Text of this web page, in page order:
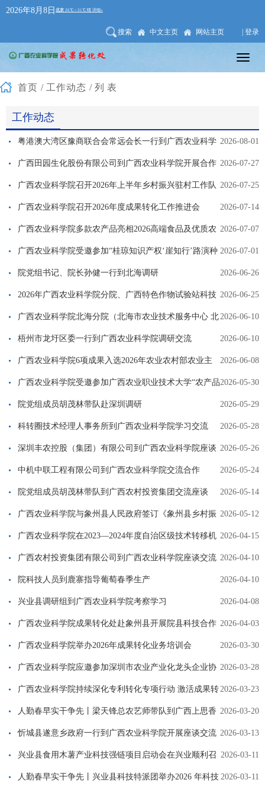
2026年8月8日
搜索 中文主页 网站主页 | 登录
首页 / 工作动态 /列表
工作动态
2026-08-01
粤港澳大湾区豫商联合会常远会长一行到广西农业科学
院调研交流 2026-07-27
广西田园生化股份有限公司到广西农业科学院开展合作
交流 2026-07-25
广西农业科学院召开2026年上半年乡村振兴驻村工作队
员工作汇报会 2026-07-14
广西农业科学院召开2026年度成果转化工作推进会
2026-07-07
广西农业科学院多款农产品亮相2026高端食品及优质农
产品（深圳）博览会 2026-07-01
广西农业科学院受邀参加“桂琼知识产权‘崖知行’路演种
业专场之走进中国热带农业科学院三亚研究院”活动 2026-06-26
院党组书记、院长孙健一行到北海调研
2026-06-25
2026年广西农业科学院分院、广西特色作物试验站科技
人员培训会在钦州成功举办 2026-06-10
广西农业科学院北海分院（北海市农业技术服务中心 北
海市农业科学研究所 北海市良种繁育推广中心）简介 2026-06-10
梧州市龙圩区委一行到广西农业科学院调研交流
2026-06-08
广西农业科学院6项成果入选2026年农业农村部农业主
导品种与主推技术 2026-05-30
广西农业科学院受邀参加广西农业职业技术大学“农产品
新媒体运营”典型生产实践项目技能大赛启动仪式暨产品授权签约
仪式
2026-05-29
院党组成员胡茂林带队赴深圳调研
2026-05-28
科转圈技术经理人事务所到广西农业科学院学习交流
2026-05-26
深圳丰农控股（集团）有限公司到广西农业科学院座谈
交流 2026-05-24
中机中联工程有限公司到广西农业科学院交流合作
2026-05-14
院党组成员胡茂林带队到广西农村投资集团交流座谈
2026-05-12
广西农业科学院与象州县人民政府签订《象州县乡村振
兴科技支撑三年行动（2026-2028年）》合作框架协议 2026-04-15
广西农业科学院在2023—2024年度自治区级技术转移机
构绩效评估中获评“优秀” 2026-04-10
广西农村投资集团有限公司到广西农业科学院座谈交流
2026-04-10
院科技人员到鹿寨指导葡萄春季生产
2026-04-08
兴业县调研组到广西农业科学院考察学习
2026-04-03
广西农业科学院成果转化处赴象州县开展院县科技合作
交流 2026-03-30
广西农业科学院举办2026年成果转化业务培训会
2026-03-28
广西农业科学院应邀参加深圳市农业产业化龙头企业协
会第三届会员大会 2026-03-23
广西农业科学院持续深化专利转化专项行动 激活成果转
化新动能 2026-03-20
人勤春早实干争先丨梁天锋总农艺师带队到广西上思香
稻试验站指导工作 2026-03-13
忻城县遂意乡政府一行到广西农业科学院开展座谈交流
2026-03-11
兴业县食用木薯产业科技强链项目启动会在兴业顺利召
开 2026-03-11
人勤春早实干争先丨兴业县科技特派团举办2026 年科技